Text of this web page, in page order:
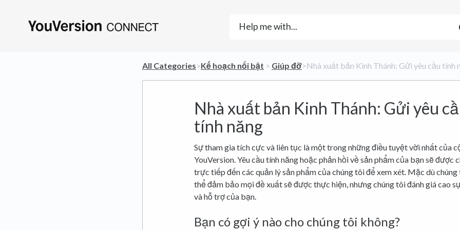
All Categories​>​​Kế hoạch nổi bật ​ > ​ ​Giúp đỡ​>​ Nhà xuất bản Kinh Thánh: Gửi yêu cầu tính
Nhà xuất bản Kinh Thánh: Gửi yêu
tính năng
Sự tham gia tích cực và liên tục là một trong những điều tuyệt vời nhất của
YouVersion. Yêu cầu tính năng hoặc phản hồi về sản phẩm của bạn sẽ được
trực tiếp đến các quản lý sản phẩm của chúng tôi để xem xét. Mặc dù
thể đảm bảo mọi đề xuất sẽ được thực hiện, nhưng chúng tôi đánh giá cao
và hỗ trợ của bạn.
Bạn có gợi ý nào cho chúng tôi không?